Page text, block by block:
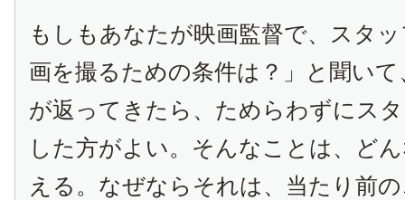
もしもあなたが映画監督で、スタ
画を撮るための条件は？」と聞い
が返ってきたら、ためらわずにス
した方がよい。そんなことは、ど
える。なぜならそれは、当たり前